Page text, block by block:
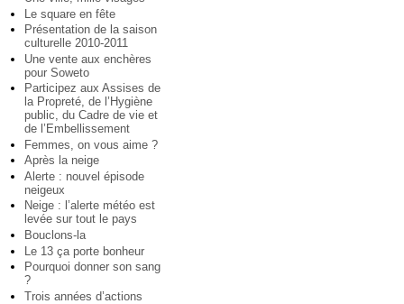
Le square en fête
Présentation de la saison
culturelle 2010-2011
Une vente aux enchères
pour Soweto
Participez aux Assises de
la Propreté, de l’Hygiène
public, du Cadre de vie et
de l’Embellissement
Femmes, on vous aime ?
Après la neige
Alerte : nouvel épisode
neigeux
Neige : l’alerte météo est
levée sur tout le pays
Bouclons-la
Le 13 ça porte bonheur
Pourquoi donner son sang
?
Trois années d’actions